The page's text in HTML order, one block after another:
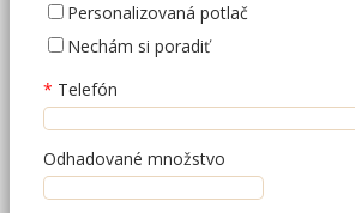
Personalizovaná potlač
Nechám si poradiť
Telefón
Odhadované množstvo